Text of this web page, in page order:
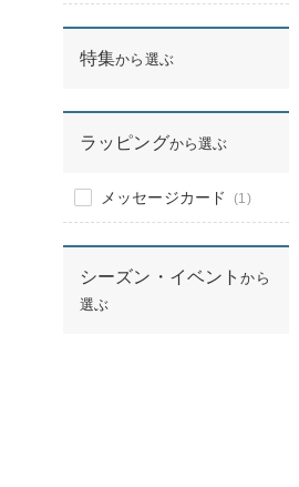
特集から選ぶ
ラッピングから選ぶ
メッセージカード (1)
シーズン・イベントから
選ぶ